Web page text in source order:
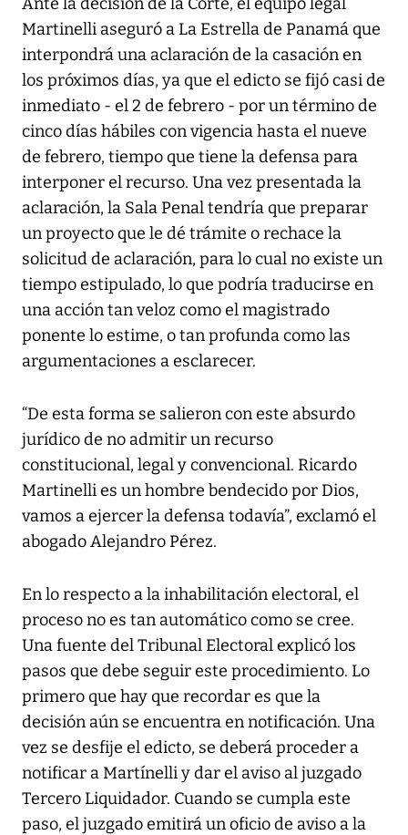
Martinelli aseguró a La Estrella de Panamá que
interpondrá una aclaración de la casación en
los próximos días, ya que el edicto se fijó casi de
inmediato - el 2 de febrero - por un término de
cinco días hábiles con vigencia hasta el nueve
de febrero, tiempo que tiene la defensa para
interponer el recurso. Una vez presentada la
aclaración, la Sala Penal tendría que preparar
un proyecto que le dé trámite o rechace la
solicitud de aclaración, para lo cual no existe un
tiempo estipulado, lo que podría traducirse en
una acción tan veloz como el magistrado
ponente lo estime, o tan profunda como las
argumentaciones a esclarecer.
“De esta forma se salieron con este absurdo
jurídico de no admitir un recurso
constitucional, legal y convencional. Ricardo
Martinelli es un hombre bendecido por Dios,
vamos a ejercer la defensa todavía”, exclamó el
abogado Alejandro Pérez.
En lo respecto a la inhabilitación electoral, el
proceso no es tan automático como se cree.
Una fuente del Tribunal Electoral explicó los
pasos que debe seguir este procedimiento. Lo
primero que hay que recordar es que la
decisión aún se encuentra en notificación. Una
vez se desfije el edicto, se deberá proceder a
notificar a Martínelli y dar el aviso al juzgado
Tercero Liquidador. Cuando se cumpla este
paso, el juzgado emitirá un oficio de aviso a la